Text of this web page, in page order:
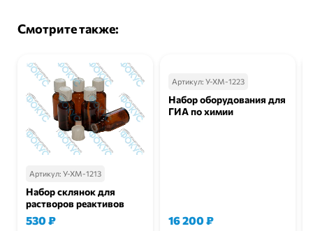
Смотрите также:
Артикул: У-ХМ-1213
Набор склянок для
растворов реактивов
530₽
Артикул: У-ХМ-1223
Набор оборудования для
ГИА по химии
16 200₽